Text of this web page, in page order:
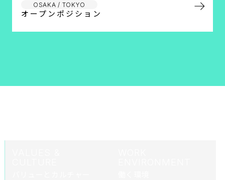
OSAKA / TOKYO
オープンポジション